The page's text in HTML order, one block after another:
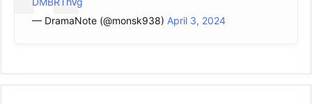
— DramaNote (@monsk938) April 3, 2024